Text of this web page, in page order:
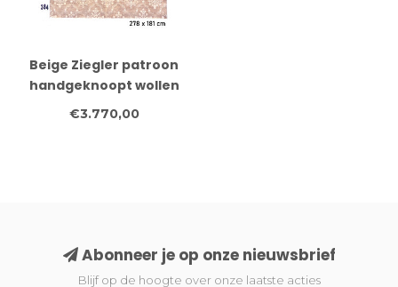
Beige Ziegler patroon
handgeknoopt wollen
vloerkleed – 278 x 181
€3.770,00
Abonneer je op onze nieuwsbrief
Blijf op de hoogte over onze laatste acties